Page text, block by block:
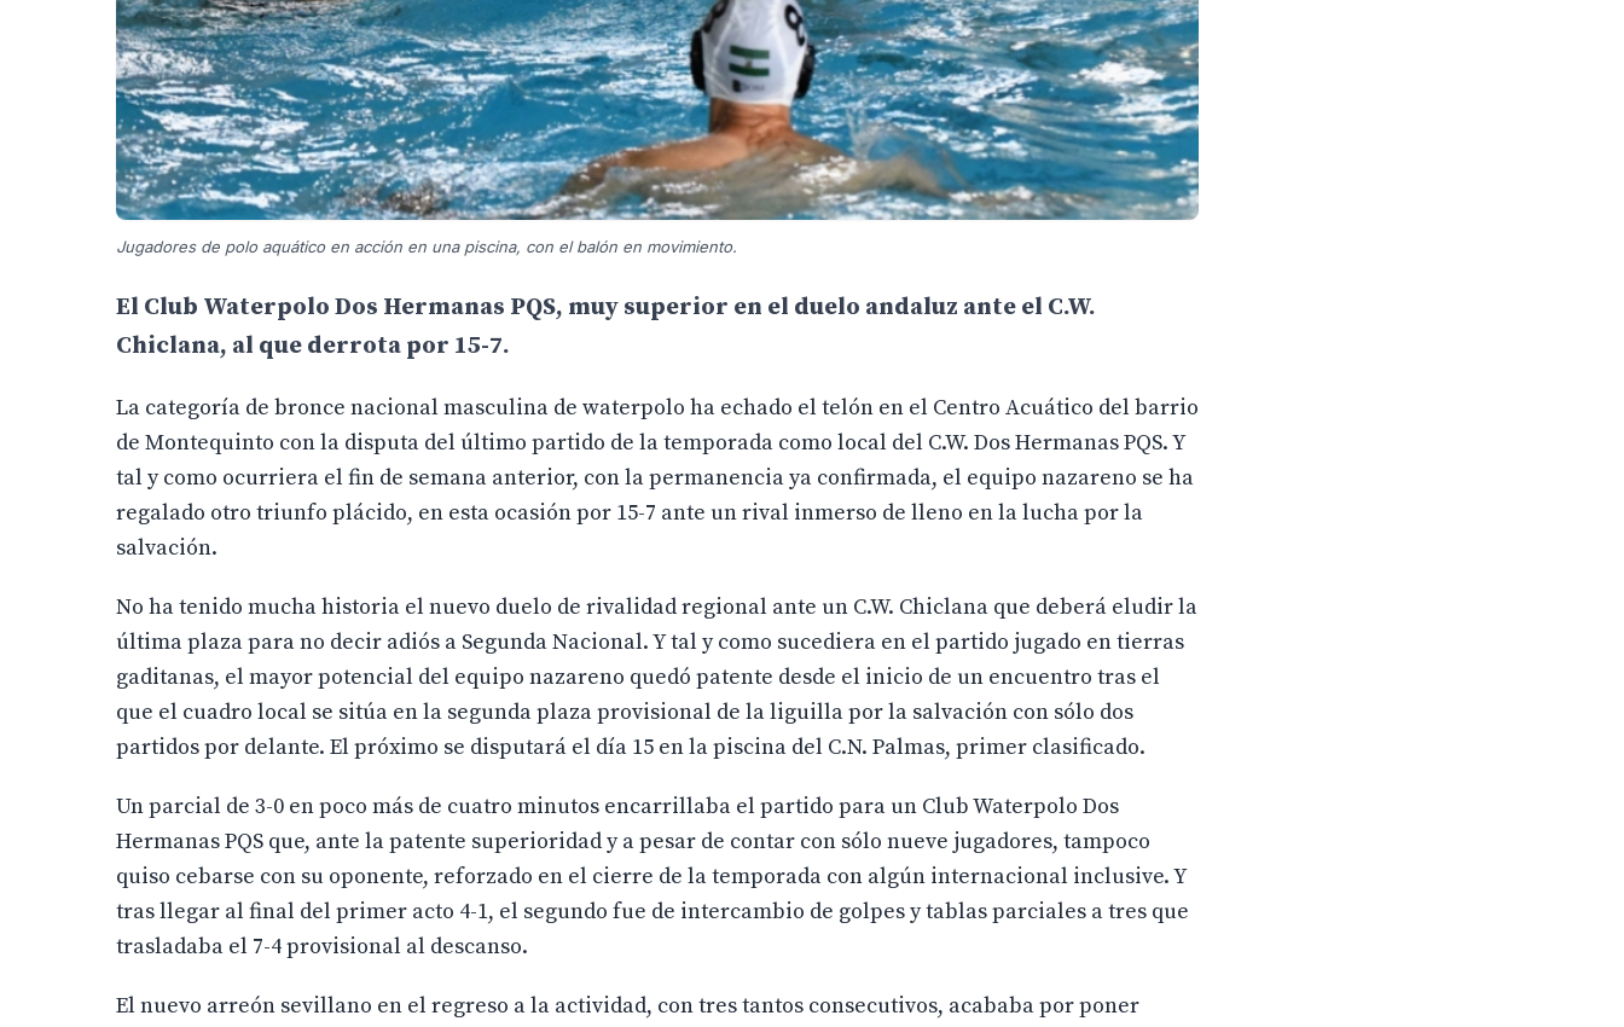
Jugadores de polo aquático en acción en una piscina, con el balón en movimiento.
El Club Waterpolo Dos Hermanas PQS, muy superior en el duelo andaluz ante el C.W.
Chiclana, al que derrota por 15-7.
La categoría de bronce nacional masculina de waterpolo ha echado el telón en el Centro Acuático del barrio
de Montequinto con la disputa del último partido de la temporada como local del C.W. Dos Hermanas PQS. Y
tal y como ocurriera el fin de semana anterior, con la permanencia ya confirmada, el equipo nazareno se ha
regalado otro triunfo plácido, en esta ocasión por 15-7 ante un rival inmerso de lleno en la lucha por la
salvación.
No ha tenido mucha historia el nuevo duelo de rivalidad regional ante un C.W. Chiclana que deberá eludir la
última plaza para no decir adiós a Segunda Nacional. Y tal y como sucediera en el partido jugado en tierras
gaditanas, el mayor potencial del equipo nazareno quedó patente desde el inicio de un encuentro tras el
que el cuadro local se sitúa en la segunda plaza provisional de la liguilla por la salvación con sólo dos
partidos por delante. El próximo se disputará el día 15 en la piscina del C.N. Palmas, primer clasificado.
Un parcial de 3-0 en poco más de cuatro minutos encarrillaba el partido para un Club Waterpolo Dos
Hermanas PQS que, ante la patente superioridad y a pesar de contar con sólo nueve jugadores, tampoco
quiso cebarse con su oponente, reforzado en el cierre de la temporada con algún internacional inclusive. Y
tras llegar al final del primer acto 4-1, el segundo fue de intercambio de golpes y tablas parciales a tres que
trasladaba el 7-4 provisional al descanso.
El nuevo arreón sevillano en el regreso a la actividad, con tres tantos consecutivos, acababa por poner